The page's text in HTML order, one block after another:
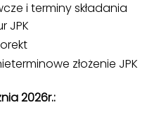
i terminy składania
JPK
złożenie JPK
2026r.: